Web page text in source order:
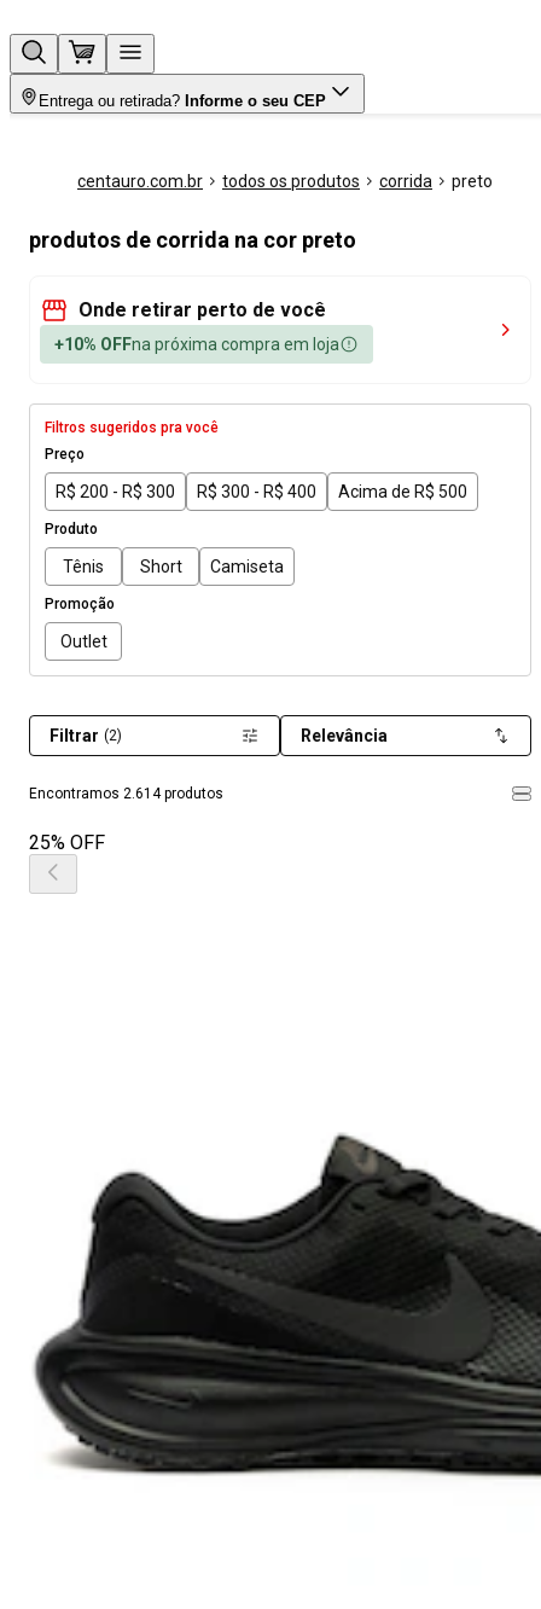
Entrega ou retirada? Informe o seu CEP
centauro.com.br todos os produtos corrida preto
produtos de corrida na cor preto
Onde retirar perto de você
+10% OFFna próxima compra em loja
Filtros sugeridos pra você
Preço
R$ 200 - R$ 300 R$ 300 - R$ 400 Acima de R$ 500
Produto
Tênis Short Camiseta
Promoção
Outlet
Encontramos 2.614 produtos
Filtrar (2) Relevância
25% OFF